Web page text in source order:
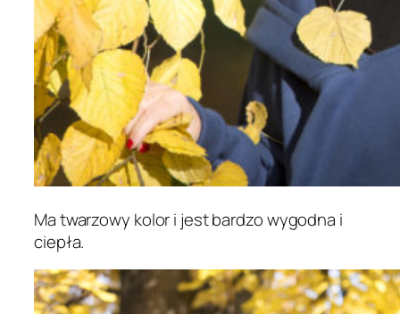
Ma twarzowy kolor i jest bardzo wygodna i
ciepła.